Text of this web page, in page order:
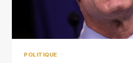
POLITIQUE